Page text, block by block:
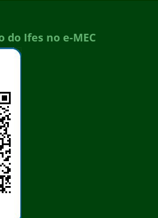
do Ifes no e-MEC